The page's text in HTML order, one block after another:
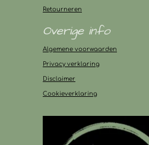
Retourneren
Overige info
Algemene voorwaarden
Privacy verklaring
Disclaimer
Cookieverklaring